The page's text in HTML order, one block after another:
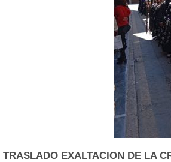
TRASLADO EXALTACION DE LA